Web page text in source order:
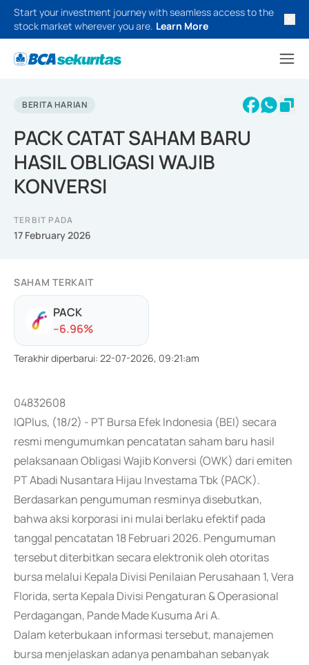
Start your investment journey with seamless access to the
stock market wherever you are. Learn More
BERITA HARIAN
PACK CATAT SAHAM BARU
HASIL OBLIGASI WAJIB
KONVERSI
TERBIT PADA
17 February 2026
SAHAM TERKAIT
PACK
--6.96%
Terakhir diperbarui: 22-07-2026, 09:21:am
04832608
IQPlus, (18/2) - PT Bursa Efek Indonesia (BEI) secara
resmi mengumumkan pencatatan saham baru hasil
pelaksanaan Obligasi Wajib Konversi (OWK) dari emiten
PT Abadi Nusantara Hijau Investama Tbk (PACK).
Berdasarkan pengumuman resminya disebutkan,
bahwa aksi korporasi ini mulai berlaku efektif pada
tanggal pencatatan 18 Februari 2026. Pengumuman
tersebut diterbitkan secara elektronik oleh otoritas
bursa melalui Kepala Divisi Penilaian Perusahaan 1, Vera
Florida, serta Kepala Divisi Pengaturan & Operasional
Perdagangan, Pande Made Kusuma Ari A.
Dalam keterbukaan informasi tersebut, manajemen
bursa menjelaskan adanya penambahan sebanyak